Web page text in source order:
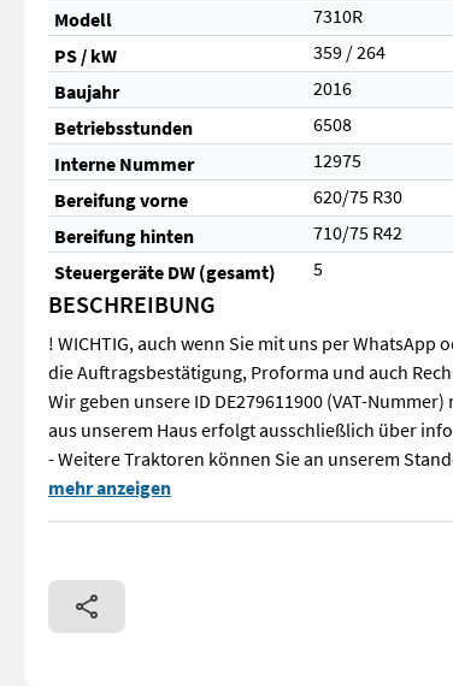
Modell
7310R
PS / kW
359 / 264
Baujahr
2016
Betriebsstunden
6508
Interne Nummer
12975
Bereifung vorne
620/75 R30
Bereifung hinten
710/75 R42
Steuergeräte DW (gesamt)
5
BESCHREIBUNG
! WICHTIG, auch wenn Sie mit uns per
die Auftragsbestätigung, Proforma und auch
Wir geben unsere ID DE279611900 (VAT-
aus unserem Haus erfolgt ausschließlich über
- Weitere Traktoren können Sie an unserem
! WICHTIG, auch wenn Sie mit uns per
mehr anzeigen